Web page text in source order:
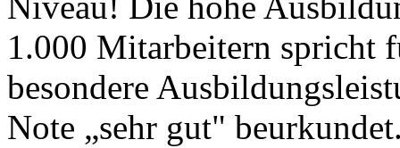
1.000 Mitarbeitern spricht
besondere
Note „sehr gut"